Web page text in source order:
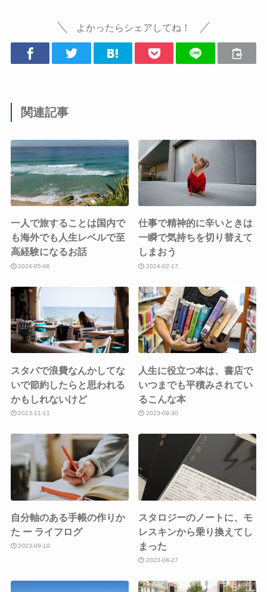
よかったらシェアしてね！
関連記事
一人で旅することは国内で
も海外でも人生レベルで至
高経験になるお話
2024-05-06
仕事で精神的に辛いときは
一瞬で気持ちを切り替えて
しまおう
2024-02-17
スタバで浪費なんかしてな
いで節約したらと思われる
かもしれないけど
2023-11-11
人生に役立つ本は、書店で
いつまでも平積みされてい
るこんな本
2023-09-30
自分軸のある手帳の作りか
た ー ライフログ
2023-09-10
スタロジーのノートに、モ
レスキンから乗り換えてし
まった
2023-08-27